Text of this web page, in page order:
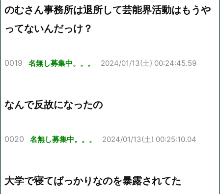
のむさん事務所は退所して芸能界活動はもうや
ってないんだっけ？
0019 名無し募集中。。。 2024/01/13(土) 00:24:45.59
なんで反故になったの
0020 名無し募集中。。。 2024/01/13(土) 00:25:10.04
大学で寝てばっかりなのを暴露されてた